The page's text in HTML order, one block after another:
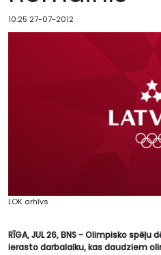
10:25 27-07-2012
LOK arhīvs
RĪGA, JUL 26, BNS - Olimpisko
ierasto darbalaiku, kas daudziem